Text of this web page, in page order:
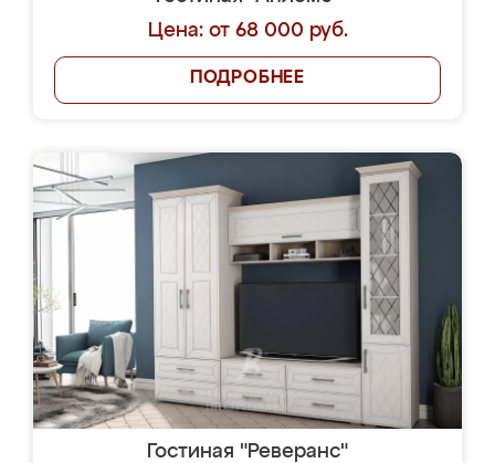
Цена: от 68 000 руб.
ПОДРОБНЕЕ
Гостиная "Реверанс"